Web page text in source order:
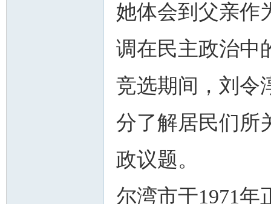
她体会到父亲作
调在民主政治中
竞选期间，刘令
分了解居民们所
政议题。
尔湾市于1971年